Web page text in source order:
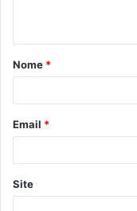
Nome *
Email *
Site